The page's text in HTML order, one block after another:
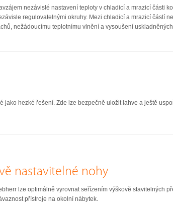
nezávislé nastavení teploty v chladicí a mrazicí části
regulovatelnými okruhy. Mezi chladicí a mrazicí částí
nežádoucímu teplotnímu vlnění a vysoušení
jako hezké řešení. Zde lze bezpečně uložit lahve a ještě
nastavitelné nohy
lze optimálně vyrovnat seřízením výškově stavitelných
přístroje na okolní nábytek.